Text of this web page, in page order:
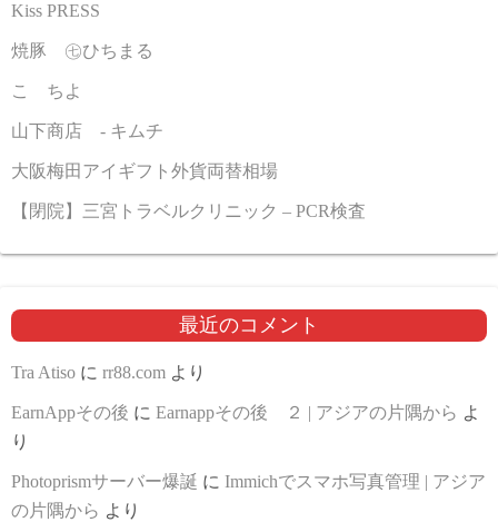
Kiss PRESS
焼豚 ㊆ひちまる
こゝちよ
山下商店 - キムチ
大阪梅田アイギフト外貨両替相場
【閉院】三宮トラベルクリニック – PCR検査
最近のコメント
Tra Atiso に rr88.com より
EarnAppその後 に Earnappその後 ２ | アジアの片隅から よ
り
Photoprismサーバー爆誕 に Immichでスマホ写真管理 | アジア
の片隅から より